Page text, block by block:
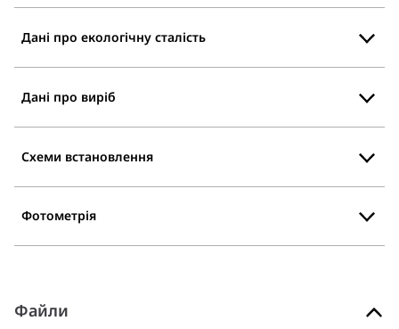
Дані про екологічну сталість
Дані про виріб
Схеми встановлення
Фотометрія
Файли